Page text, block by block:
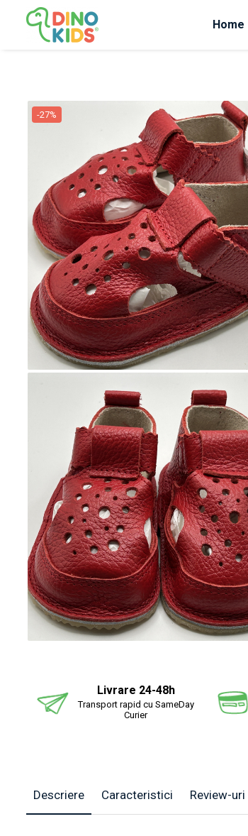
Suport clienti
Politica de Retur
Livrare internationala
Home
-27%
Livrare 24-48h
Transport rapid cu SameDay
Curier
Descriere Caracteristici Review-uri